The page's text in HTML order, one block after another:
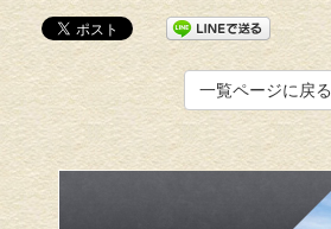
一覧ページに戻る